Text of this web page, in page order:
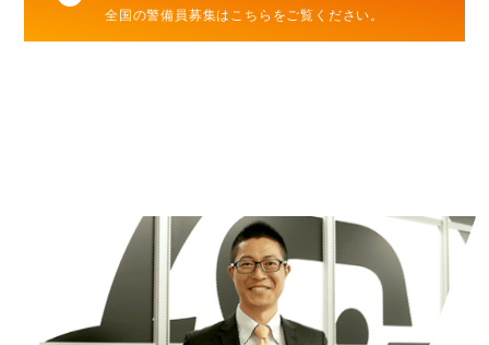
全国の警備員募集はこちらをご覧ください。